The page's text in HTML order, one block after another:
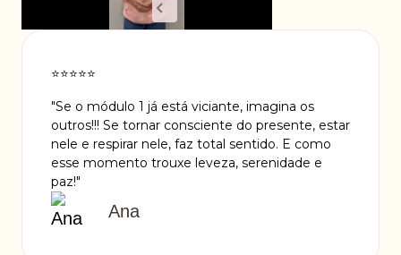
Ana
⭐️⭐️⭐️⭐️⭐️
"Se o módulo 1 já está viciante, imagina os
outros!!! Se tornar consciente do presente, estar
nele e respirar nele, faz total sentido. E como
esse momento trouxe leveza, serenidade e
paz!"